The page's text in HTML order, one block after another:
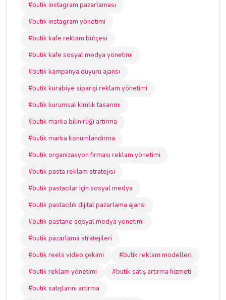
#butik instagram pazarlaması
#butik instagram yönetimi
#butik kafe reklam bütçesi
#butik kafe sosyal medya yönetimi
#butik kampanya duyuru ajansı
#butik kurabiye siparişi reklam yönetimi
#butik kurumsal kimlik tasarımı
#butik marka bilinirliği artırma
#butik marka konumlandırma
#butik organizasyon firması reklam yönetimi
#butik pasta reklam stratejisi
#butik pastacılar için sosyal medya
#butik pastacılık dijital pazarlama ajansı
#butik pastane sosyal medya yönetimi
#butik pazarlama stratejileri
#butik reels video çekimi
#butik reklam modelleri
#butik reklam yönetimi
#butik satış artırma hizmeti
#butik satışlarını artırma